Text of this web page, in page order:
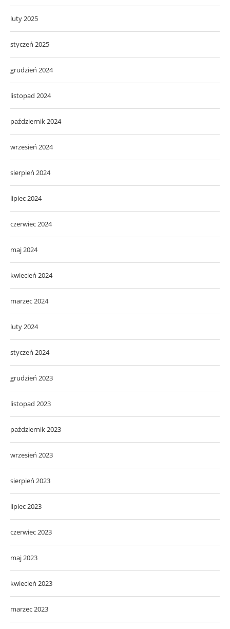
luty 2025
styczeń 2025
grudzień 2024
listopad 2024
październik 2024
wrzesień 2024
sierpień 2024
lipiec 2024
czerwiec 2024
maj 2024
kwiecień 2024
marzec 2024
luty 2024
styczeń 2024
grudzień 2023
listopad 2023
październik 2023
wrzesień 2023
sierpień 2023
lipiec 2023
czerwiec 2023
maj 2023
kwiecień 2023
marzec 2023